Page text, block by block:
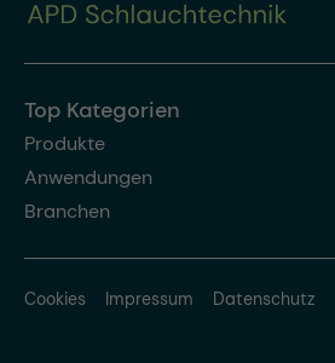
Top Kategorien
Produkte
Anwendungen
Branchen
Cookies Impressum Datenschutz